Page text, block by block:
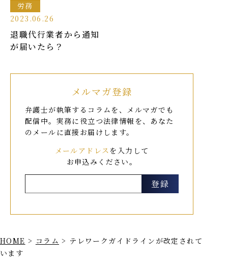
労務
2023.06.26
退職代行業者から通知
が届いたら？
メルマガ登録
弁護士が執筆するコラムを、メルマガでも
配信中。 実務に役立つ法律情報を、あなた
のメールに直接お届けします。
メールアドレス を入力して
お申込みください。
HOME > コラム > テレワークガイドラインが改定されて
います